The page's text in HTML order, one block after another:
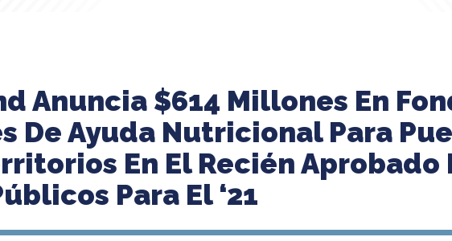
Anuncia $614 Millones En
De Ayuda Nutricional Para
En El Recién Aprobado
Para El ‘21